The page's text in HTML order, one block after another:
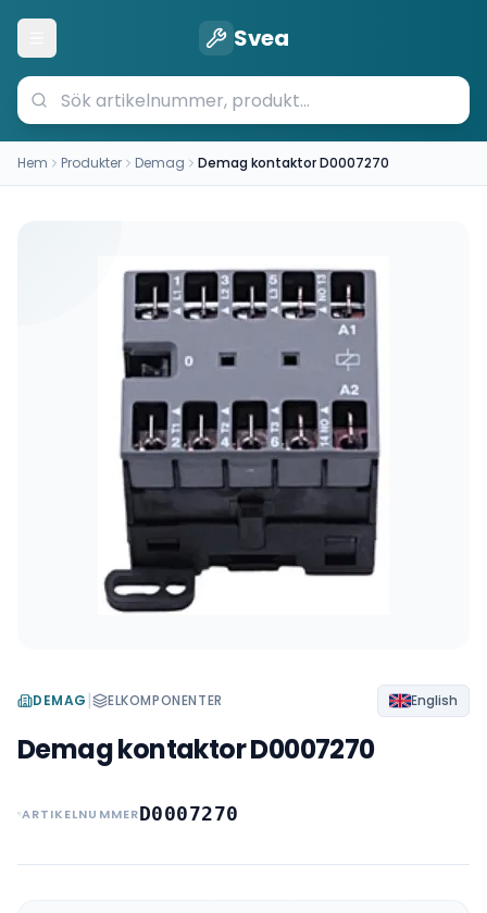
Öppna meny Svea
Hem Produkter Demag Demag kontaktor D0007270
DEMAG | ELKOMPONENTER English
Demag kontaktor D0007270
ARTIKELNUMMERD0007270